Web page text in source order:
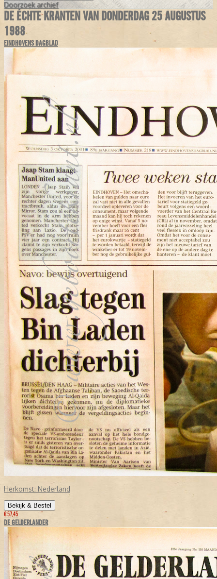
Doorzoek archief
DE ÉCHTE KRANTEN VAN DONDERDAG 25 AUGUSTUS
1988
EINDHOVENS DAGBLAD
Herkomst: Nederland
Bekijk & Bestel
€ 57,45
DE GELDERLANDER